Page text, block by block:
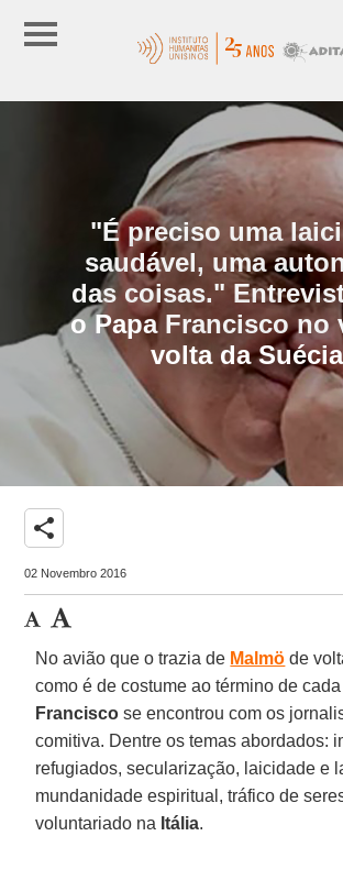
"É preciso uma
saudável, uma
das coisas."
o Papa Francisco no
volta da Suécia
share
02 Novembro 2016
No avião que o trazia de Malmö de
como é de costume ao término de
Francisco se encontrou com os
comitiva. Dentre os temas abordados:
refugiados, secularização, laicidade e
mundanidade espiritual, tráfico de
voluntariado na Itália.